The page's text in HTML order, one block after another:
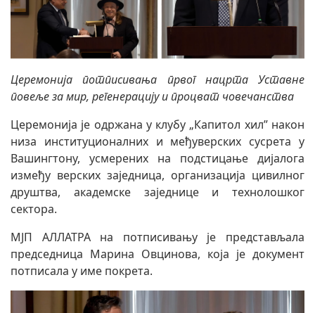
Церемонија потписивања првог нацрта Уставне
повеље за мир, регенерацију и процват човечанства
Церемонија је одржана у клубу „Капитол хил” након
низа институционалних и међуверских сусрета у
Вашингтону, усмерених на подстицање дијалога
између верских заједница, организација цивилног
друштва, академске заједнице и технолошког
сектора.
МЈП АЛЛАТРА на потписивању је представљала
председница Марина Овцинова, која је документ
потписала у име покрета.